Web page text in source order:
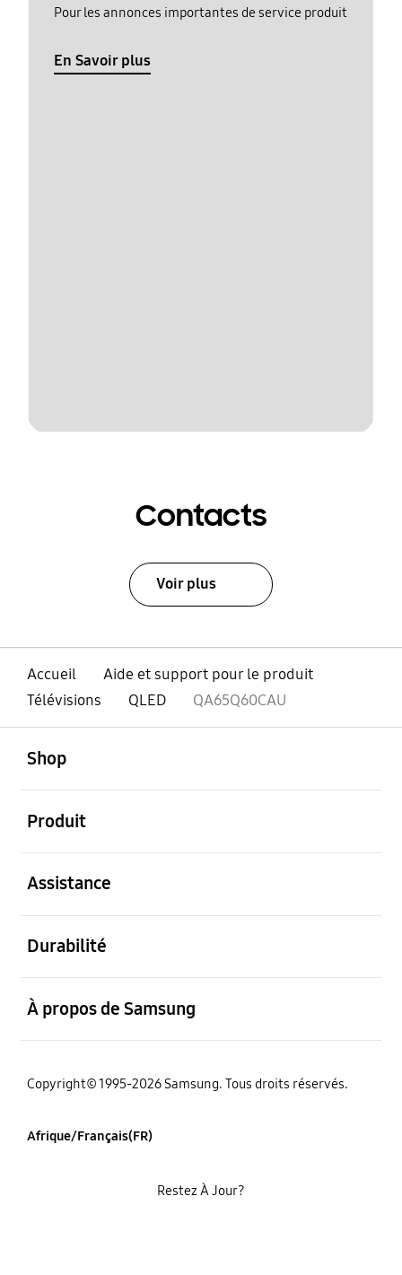
Pour les annonces importantes de service produit
En Savoir plus
Contacts
Voir plus
Accueil
Aide et support pour le produit
Télévisions
QLED QA65Q60CAU
Shop
Produit
Assistance
Durabilité
À propos de Samsung
Copyright© 1995-2026 Samsung. Tous droits réservés.
Afrique/Français(FR)
Restez À Jour?